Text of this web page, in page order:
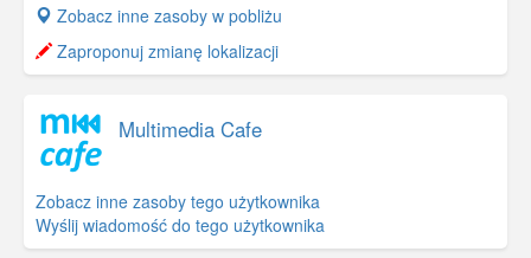
+
−
Zobacz inne zasoby w pobliżu
Zaproponuj zmianę lokalizacji
Multimedia Cafe
Zobacz inne zasoby tego użytkownika
Wyślij wiadomość do tego użytkownika